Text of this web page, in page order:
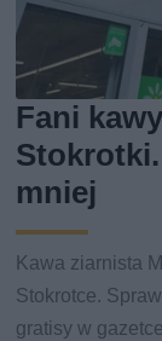
Fani
mniej
Kawa ziarnista
Stokrotce.
gratisy w